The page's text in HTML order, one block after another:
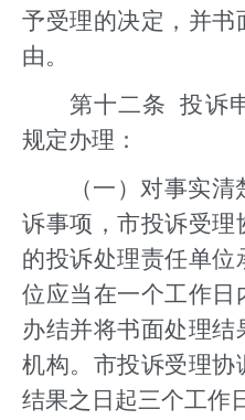
予受理的决定，并书
由。
第十二条 投诉
规定办理：
（一）对事实
诉事项，市投诉受理
的投诉处理责任单
位应当在一个工作日
办结并将书面处理结
机构。市投诉受理协
结果之日起三个工作